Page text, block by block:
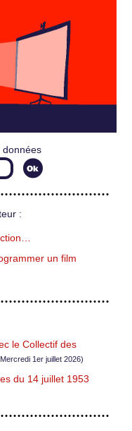
données
:
un film
le Collectif des
1er juillet 2026)
du 14 juillet 1953